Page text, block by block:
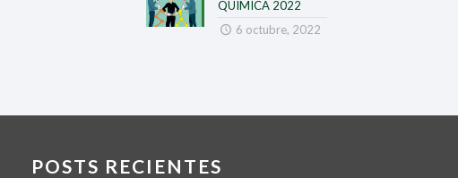
QUIMICA 2022
6 octubre, 2022
POSTS RECIENTES